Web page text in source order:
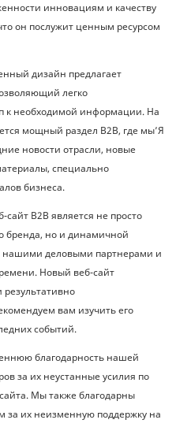
инновациям и качеству
он послужит ценным ресурсом
дизайн предлагает
легко
к необходимой информации. На
мощный раздел B2B, где мы’Я
новости отрасли, новые
специально
бизнеса.
B2B является не просто
бренда, но и динамичной
нашими деловыми партнерами и
Новый веб-сайт
вам изучить его
событий.
благодарность нашей
за их неустанные усилия по
Мы также благодарны
их неизменную поддержку на